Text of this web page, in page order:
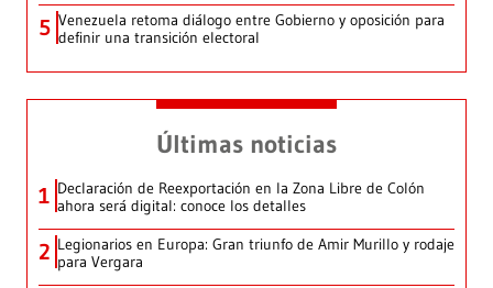
5 Venezuela retoma diálogo entre Gobierno y oposición para
definir una transición electoral
Últimas noticias
1 Declaración de Reexportación en la Zona Libre de Colón
ahora será digital: conoce los detalles
2 Legionarios en Europa: Gran triunfo de Amir Murillo y rodaje
para Vergara